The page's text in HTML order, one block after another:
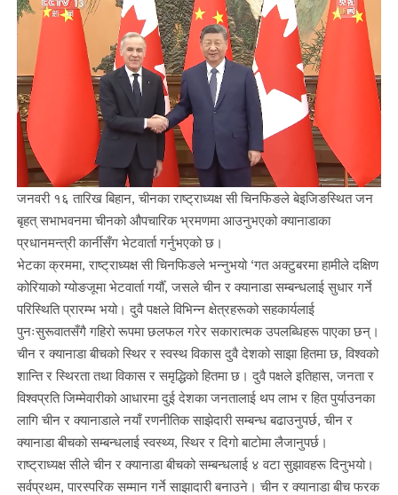
जनवरी १६ तारिख बिहान, चीनका राष्ट्राध्यक्ष सी चिनफिङले बेइजिङस्थित जन
बृहत् सभाभवनमा चीनको औपचारिक भ्रमणमा आउनुभएको क्यानाडाका
प्रधानमन्त्री कार्नीसँग भेटवार्ता गर्नुभएको छ।
भेटका क्रममा, राष्ट्राध्यक्ष सी चिनफिङले भन्नुभयो ‘गत अक्टुबरमा हामीले दक्षिण
कोरियाको ग्योङजूमा भेटवार्ता गर्यौँ, जसले चीन र क्यानाडा सम्बन्धलाई सुधार गर्ने
परिस्थिति प्रारम्भ भयो। दुवै पक्षले विभिन्न क्षेत्रहरूको सहकार्यलाई
पुनःसुरूवातसँगै गहिरो रूपमा छलफल गरेर सकारात्मक उपलब्धिहरू पाएका छन्।
चीन र क्यानाडा बीचको स्थिर र स्वस्थ विकास दुवै देशको साझा हितमा छ, विश्वको
शान्ति र स्थिरता तथा विकास र समृद्धिको हितमा छ। दुवै पक्षले इतिहास, जनता र
विश्वप्रति जिम्मेवारीको आधारमा दुई देशका जनतालाई थप लाभ र हित पुर्याउनका
लागि चीन र क्यानाडाले नयाँ रणनीतिक साझेदारी सम्बन्ध बढाउनुपर्छ, चीन र
क्यानाडा बीचको सम्बन्धलाई स्वस्थ्य, स्थिर र दिगो बाटोमा लैजानुपर्छ।
राष्ट्राध्यक्ष सीले चीन र क्यानाडा बीचको सम्बन्धलाई ४ वटा सुझावहरू दिनुभयो।
सर्वप्रथम, पारस्परिक सम्मान गर्ने साझादारी बनाउने। चीन र क्यानाडा बीच फरक